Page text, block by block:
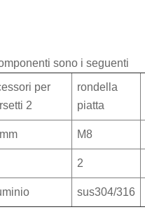
sono i seguenti
per
2
rondella
piatta
M8
2
sus304/316